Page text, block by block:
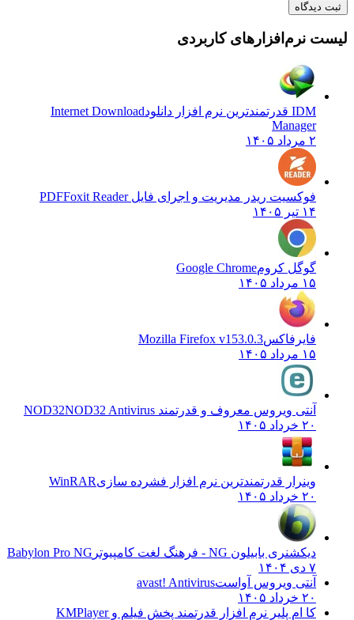
ثبت دیدگاه
لیست نرم‌افزارهای کاربردی
IDM قدرتمندترین نرم افزار دانلود
Internet Download
Manager
۲ مرداد ۱۴۰۵
فوکسیت ریدر مدیریت و اجرای فایل PDFFoxit Reader
۱۴ تیر ۱۴۰۵
گوگل کرومGoogle Chrome
۱۵ مرداد ۱۴۰۵
فایرفاکسMozilla Firefox v153.0.3
۱۵ مرداد ۱۴۰۵
آنتی ویروس معروف و قدرتمند NOD32 NOD32 Antivirus
۲۰ خرداد ۱۴۰۵
وینرار قدرتمندترین نرم افزار فشرده سازیWinRAR
۲۰ خرداد ۱۴۰۵
دیکشنری بابیلون NG - فرهنگ لغت کامپیوتر
Babylon Pro NG
۷ دی ۱۴۰۴
آنتی ویروس آواستavast! Antivirus
۲۰ خرداد ۱۴۰۵
کا ام پلیر نرم افزار قدرتمند پخش فیلم وKMPlayer